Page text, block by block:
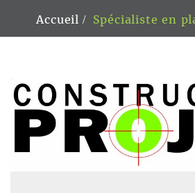
Accueil Spécialiste en